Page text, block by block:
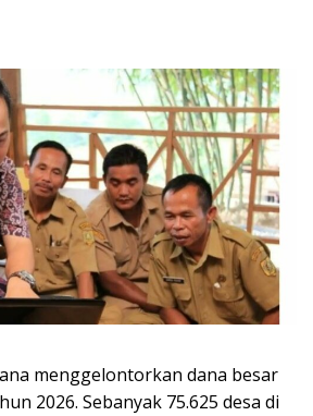
menggelontorkan dana besar
2026. Sebanyak 75.625 desa di